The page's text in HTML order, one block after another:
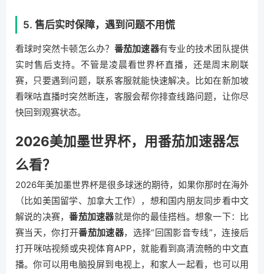
5. 售后实时保障，遇到问题不用慌
看球时突然卡顿怎么办？ 番茄加速器有专业的技术团队提供
实时售后支持。不管是凌晨看世界杯直播，还是周末刷联
赛，只要遇到问题，联系客服就能快速解决。比如在新加坡
看咪咕直播时突然断连，客服会帮你排查线路问题，让你尽
快回到观赛状态。
2026美加墨世界杯，用番茄加速器怎
么看？
2026年美加墨世界杯是很多球迷的期待，如果你那时在海外
（比如美国留学、加拿大工作），想和国内朋友同步看中文
解说的决赛，番茄加速器就是你的最佳搭档。想象一下：比
赛当天，你打开番茄加速器，选择“回国影音专线”，连接后
打开咪咕视频或央视体育APP，就能看到高清流畅的中文直
播。你可以用电脑投屏到电视上，和家人一起看，也可以用